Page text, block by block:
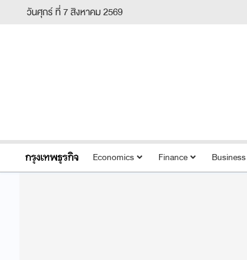
วันศุกร์ ที่ 7 สิงหาคม 2569
Economics Finance Business